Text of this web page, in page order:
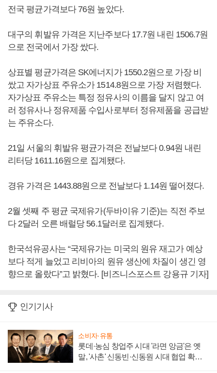
전국 평균가격보다 76원 높았다.
대구의 휘발유 가격은 지난주보다 17.7원 내린 1506.7원
으로 전국에서 가장 쌌다.
상표별 평균가격은 SK에너지가 1550.2원으로 가장 비
쌌고 자가상표 주유소가 1514.8원으로 가장 저렴했다.
자가상표 주유소는 특정 정유사의 이름을 달지 않고 여
러 정유사나 정유제품 수입사로부터 정유제품을 공급받
는 주유소다.
21일 서울의 휘발유 평균가격은 전날보다 0.94원 내린
리터당 1611.16원으로 집계됐다.
경유 가격은 1443.88원으로 전날보다 1.14원 떨어졌다.
2월 셋째 주 평균 국제유가(두바이유 기준)는 직전 주보
다 2달러 오른 배럴당 56.1달러로 집계됐다.
한국석유공사는 “국제유가는 미국의 원유 재고가 예상
보다 적게 늘었고 리비아의 원유 생산에 차질이 생긴 영
향으로 올랐다”고 밝혔다. [비즈니스포스트 강용규 기자]
인기기사
소비자·유통
롯데·농심 창업주 시대 '라면 앙금'은 옛
말, '사촌' 신동빈·신동원 시대 협업 확대